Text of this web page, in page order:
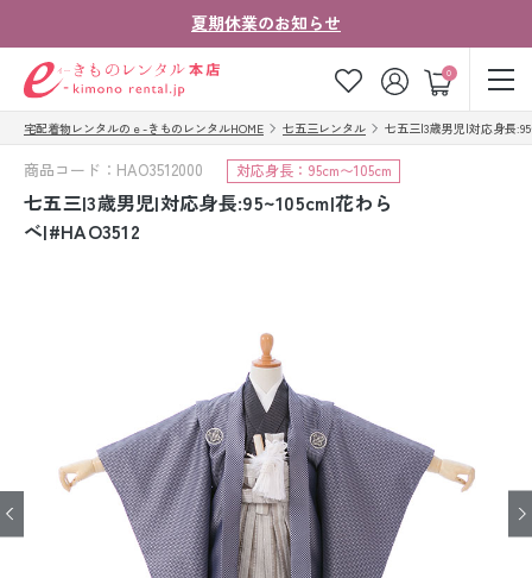
夏期休業のお知らせ
0
ゲスト
お気に入り ログイン カート
ご注文の流れ
会社案内
お客様はこちら
着物の種類から探す
七五三レンタル
宅配着物レンタルのｅ-きものレンタルHOME 七五三レンタル 七五三|3歳男児|対応身長
商品コード：HAO3512000 対応身長：95cm〜105cm
七五三|3歳男児|対応身長:95~105cm|花わら
べ|#HAO3512